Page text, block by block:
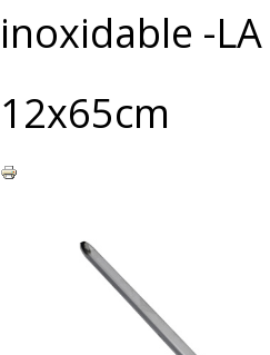
inoxidable -LA
12x65cm